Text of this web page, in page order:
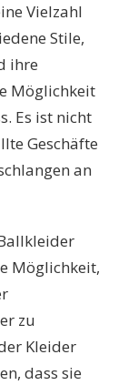
Vielzahl
Stile,
ihre
Möglichkeit
Es ist nicht
Geschäfte
an
Möglichkeit,
zu
Kleider
dass sie